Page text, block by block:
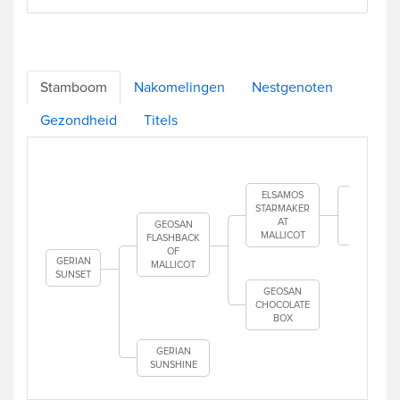
Stamboom Nakomelingen Nestgenoten
Gezondheid Titels
GERIAN
SUNSET
GEOSAN
FLASHBACK
OF
MALLICOT
ELSAMOS
STARMAKER
AT
MALLICOT
GEOSAN
CHOCOLATE
BOX
GERIAN
SUNSHINE